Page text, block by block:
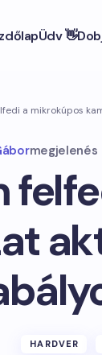
Üdv 👋
a mikrokúpos
megjelenés
HARDVER